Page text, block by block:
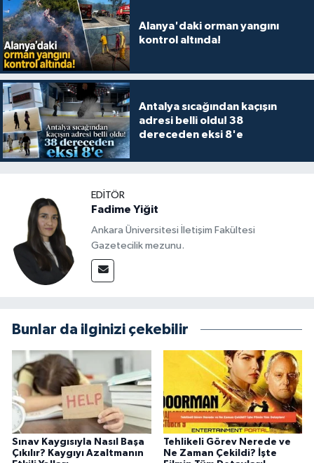
Alanya'daki orman yangını
kontrol altında!
Antalya sıcağından kaçışın
adresi belli oldu! 38
dereceden eksi 8'e
EDITÖR
Fadime Yiğit
Ankara Üniversitesi İletişim Fakültesi
Gazetecilik mezunu.
Bunlar da ilginizi çekebilir
Sınav Kaygısıyla Nasıl Başa
Çıkılır? Kaygıyı Azaltmanın
Tehlikeli Görev Nerede ve
Ne Zaman Çekildi? İşte